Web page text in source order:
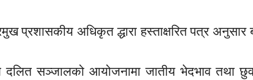
प्रशासकीय अधिकृतद्धारा हस्ताक्षरित पत्र
दलित सञ्जालको आयोजनामा जातीय भेदभावतथा